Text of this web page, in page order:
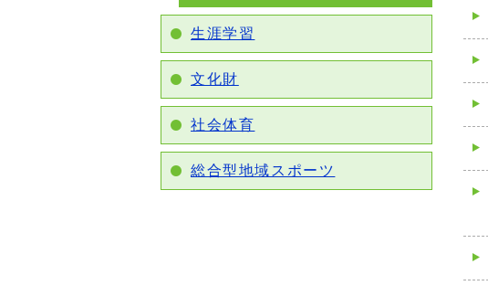
生涯学習
文化財
社会体育
総合型地域スポーツ